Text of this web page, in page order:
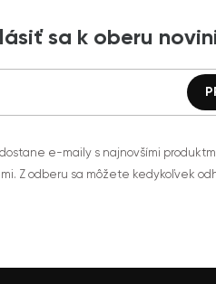
sa k oberu
e-maily s najnovšími
Z odberu sa môžete kedykoľvek